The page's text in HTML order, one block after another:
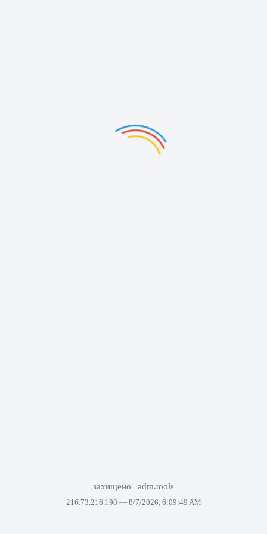
захищено adm.tools
216.73.216.190 — 8/7/2026, 6:09:49 AM